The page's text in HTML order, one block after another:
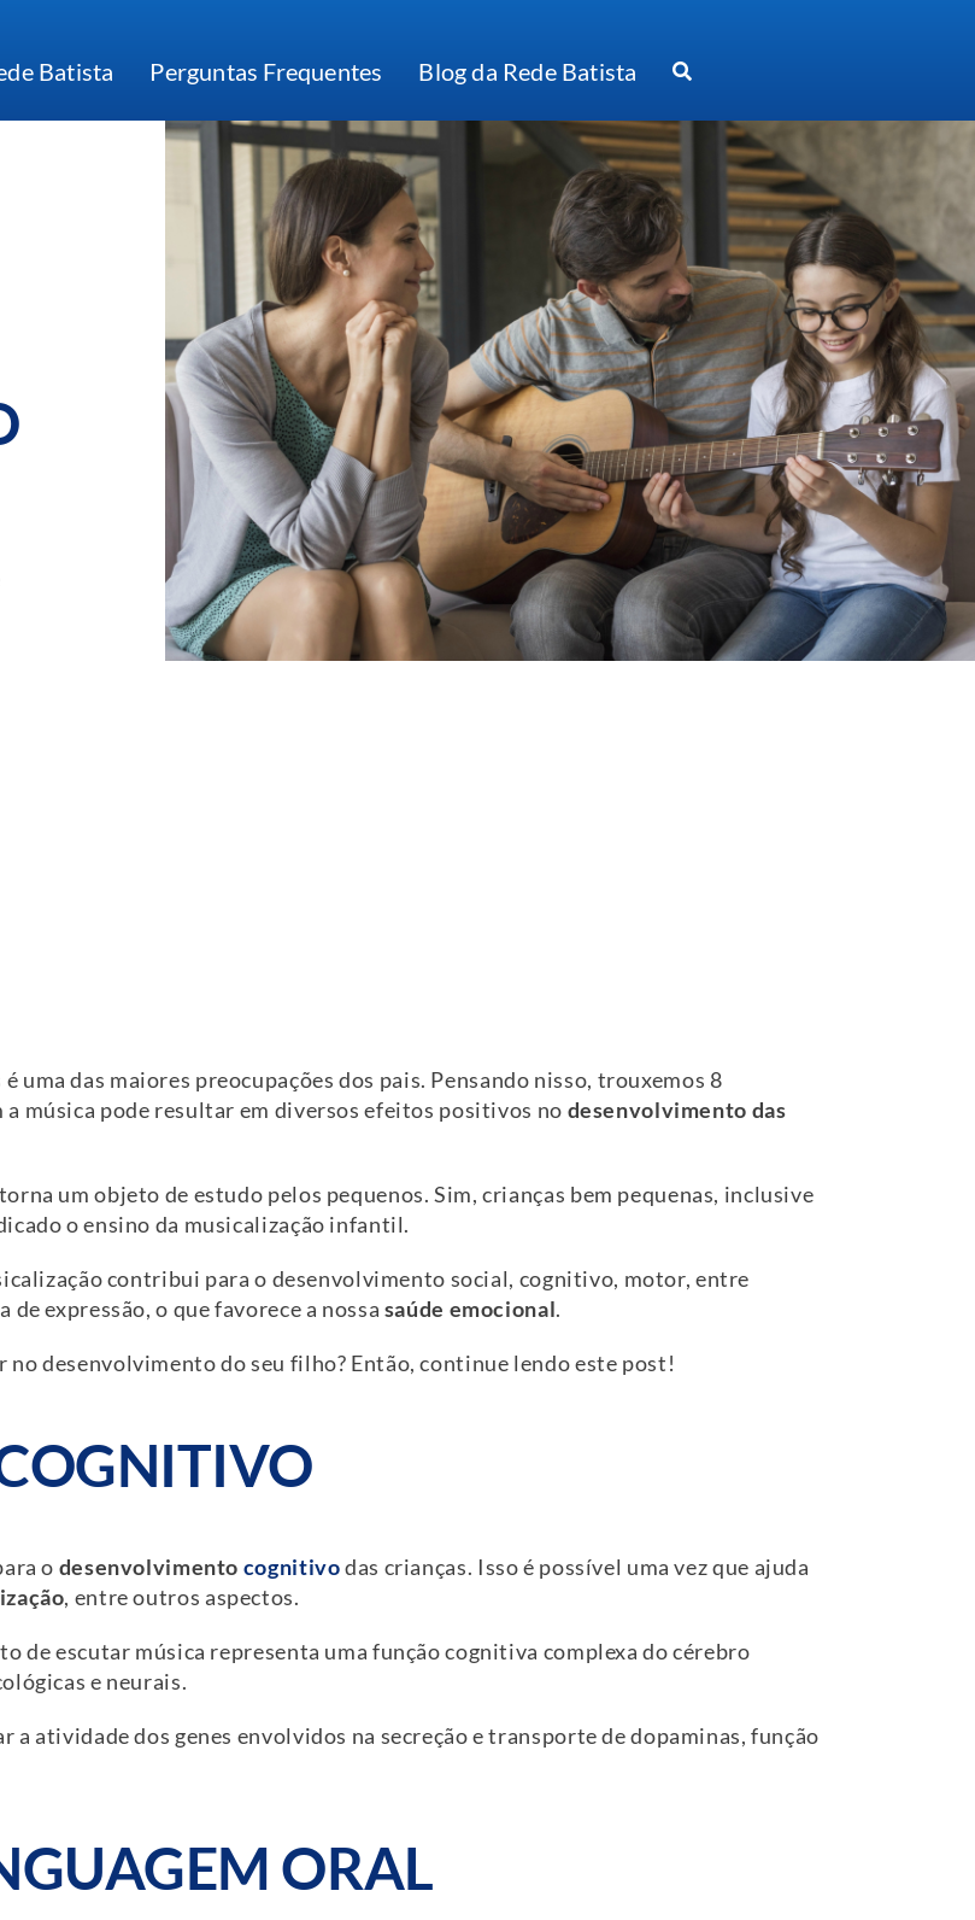
Batista Perguntas Frequentes Blog da Rede Batista
uma das maiores preocupações dos pais. Pensando nisso, trouxemos 8
a música pode resultar em diversos efeitos positivos no desenvolvimento das
um objeto de estudo pelos pequenos. Sim, crianças bem pequenas, inclusive
o ensino da musicalização infantil.
contribui para o desenvolvimento social, cognitivo, motor, entre
expressão, o que favorece a nossa saúde emocional.
no desenvolvimento do seu filho? Então, continue lendo este post!
o desenvolvimento cognitivodas crianças. Isso é possível uma vez que ajuda
, entre outros aspectos.
de escutar música representa uma função cognitiva complexa do cérebro
e neurais.
a atividade dos genes envolvidos na secreção e transporte de dopaminas, função
ORAL